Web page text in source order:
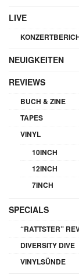
LIVE
NEUIGKEITEN
REVIEWS
BUCH & ZINE
TAPES
VINYL
10INCH
12INCH
7INCH
SPECIALS
“RATTSTER”
DIVERSITY DIVE
VINYLSÜNDE